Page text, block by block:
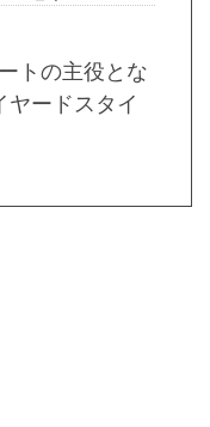
トの主役とな
ヤードスタイ